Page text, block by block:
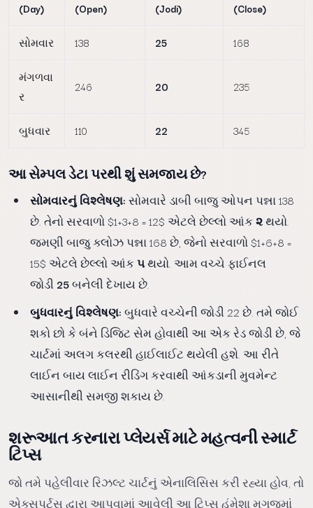
(Day)
(Open)
(Jodi)
(Close)
સોમવાર 138 25 168
મંગળવા
ર
246 20 235
બુધવાર 110 22 345
આ સેમ્પલ ડેટા પરથી શું સમજાય છે?
સોમવારનું વિશ્લેષણ: સોમવારે ડાબી બાજુ ઓપન પન્ના 138
છે. તેનો સરવાળો $1+3+8 = 12$ એટલે છેલ્લો આંક૨થયો.
જમણી બાજુ ક્લોઝ પન્ના 168 છે, જેનો સરવાળો $1+6+8 =
15$ એટલે છેલ્લો આંક૫થયો. આમ વચ્ચે ફાઈનલ
જોડી 25બનેલી દેખાય છે.
બુધવારનું વિશ્લેષણ: બુધવારે વચ્ચેની જોડી 22 છે. તમે જોઈ
શકો છો કે બંને ડિજિટ સેમ હોવાથી આ એક રેડ જોડી છે, જે
ચાર્ટમાં અલગ કલરથી હાઈલાઈટ થયેલી હશે. આ રીતે
લાઈન બાય લાઈન રીડિંગ કરવાથી આંકડાની મુવમેન્ટ
આસાનીથી સમજી શકાય છે.
શરૂઆત કરનારા પ્લેયર્સ માટે મહત્વની સ્માર્ટ
ટિપ્સ
જો તમે પહેલીવાર રિઝલ્ટ ચાર્ટનું એનાલિસિસ કરી રહ્યા હોવ, તો
એક્સપર્ટ્સ દ્વારા આપવામાં આવેલી આ ટિપ્સ હંમેશા મગજમાં